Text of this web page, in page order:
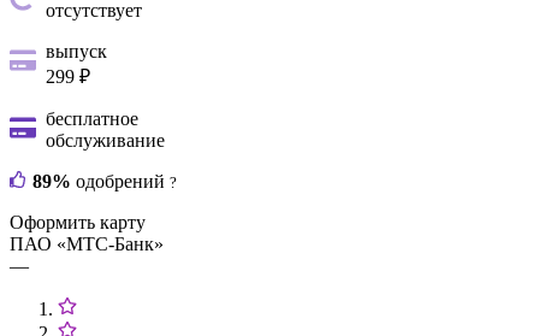
отсутствует
выпуск
299 ₽
бесплатное
обслуживание
89% одобрений ?
Оформить карту
ПАО «МТС-Банк»
—